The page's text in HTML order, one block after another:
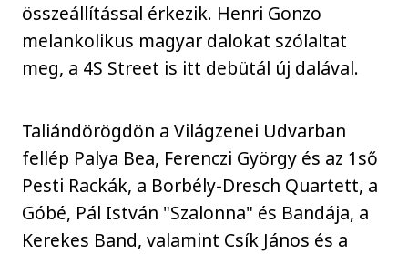
összeállítással érkezik. Henri Gonzo
melankolikus magyar dalokat szólaltat
meg, a 4S Street is itt debütál új dalával.
Taliándörögdön a Világzenei Udvarban
fellép Palya Bea, Ferenczi György és az 1ső
Pesti Rackák, a Borbély-Dresch Quartett, a
Góbé, Pál István "Szalonna" és Bandája, a
Kerekes Band, valamint Csík János és a